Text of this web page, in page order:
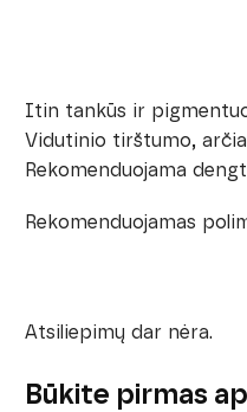
Itin tankūs ir
Vidutinio tirštumo,
Rekomenduojama
Rekomenduojamas
Atsiliepimų dar nėra.
Būkite pirmas